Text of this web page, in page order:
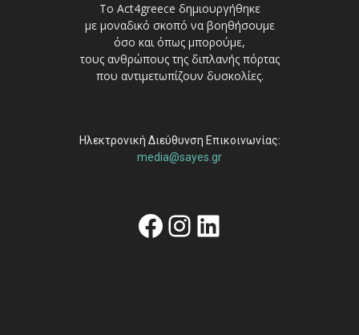
Το Act4greece δημιουργήθηκε
με μοναδικό σκοπό να βοηθήσουμε
όσο και όπως μπορούμε,
τους ανθρώπους της διπλανής πόρτας
που αντιμετωπίζουν δυσκολίες.
Ηλεκτρονική Διεύθυνση Επικοινωνίας:
media@sayes.gr
Facebook
Instagram
Linkedin